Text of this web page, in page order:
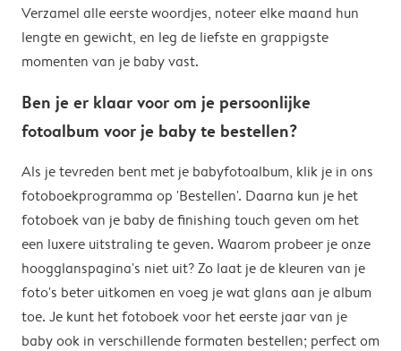
Verzamel alle eerste woordjes, noteer elke maand hun
lengte en gewicht, en leg de liefste en grappigste
momenten van je baby vast.
Ben je er klaar voor om je persoonlijke
fotoalbum voor je baby te bestellen?
Als je tevreden bent met je babyfotoalbum, klik je in ons
fotoboekprogramma op 'Bestellen'. Daarna kun je het
fotoboek van je baby de finishing touch geven om het
een luxere uitstraling te geven. Waarom probeer je onze
hoogglanspagina's niet uit? Zo laat je de kleuren van je
foto's beter uitkomen en voeg je wat glans aan je album
toe. Je kunt het fotoboek voor het eerste jaar van je
baby ook in verschillende formaten bestellen; perfect om